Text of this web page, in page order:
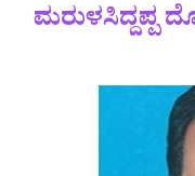
ಮರುಳಸಿದ್ದಪ್ಪ